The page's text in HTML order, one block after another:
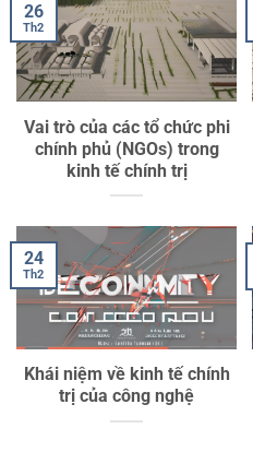
Vai trò của các tổ chức phi
chính phủ (NGOs) trong
kinh tế chính trị
26
Th2
Khái niệm về kinh tế chính
trị của công nghệ
24
Th2